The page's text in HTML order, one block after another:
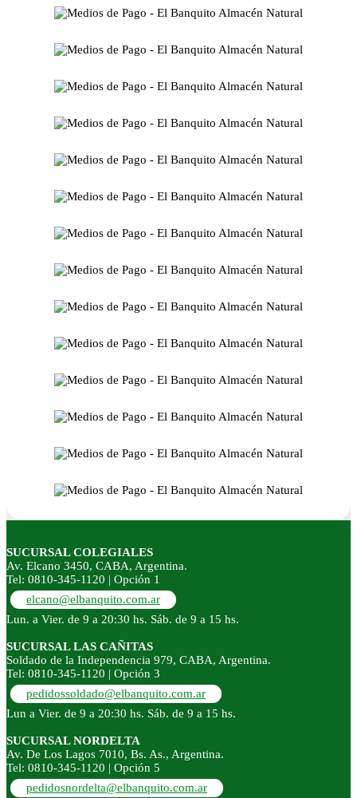
SUCURSAL COLEGIALES
Av. Elcano 3450, CABA, Argentina.
Tel: 0810-345-1120 | Opción 1
elcano@elbanquito.com.ar
Lun. a Vier. de 9 a 20:30 hs. Sáb. de 9 a 15 hs.
SUCURSAL LAS CAÑITAS
Soldado de la Independencia 979, CABA, Argentina.
Tel: 0810-345-1120 | Opción 3
pedidossoldado@elbanquito.com.ar
Lun a Vier. de 9 a 20:30 hs. Sáb. de 9 a 15 hs.
SUCURSAL NORDELTA
Av. De Los Lagos 7010, Bs. As., Argentina.
Tel: 0810-345-1120 | Opción 5
pedidosnordelta@elbanquito.com.ar